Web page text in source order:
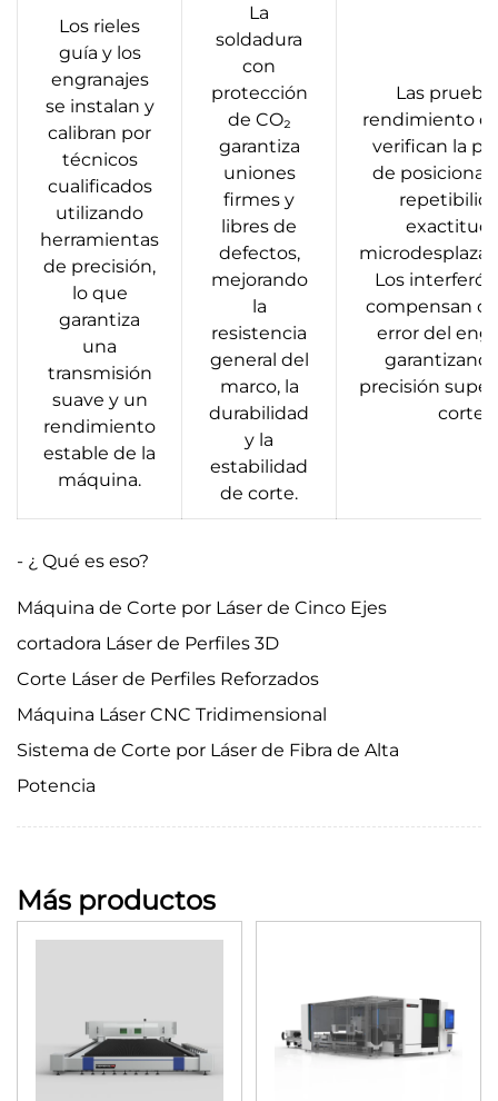
Los rieles
guía y los
engranajes
se instalan y
calibran por
técnicos
cualificados
utilizando
herramientas
de precisión,
lo que
garantiza
una
transmisión
suave y un
rendimiento
estable de la
máquina.
La
soldadura
con
protección
de CO₂
garantiza
uniones
firmes y
libres de
defectos,
mejorando
la
resistencia
general del
marco, la
durabilidad
y la
estabilidad
de corte.
Las
rendimiento
verifican la
de
exactitud
Los
compensan
error del
precisión
corte.
- ¿ Qué es eso?
Máquina de Corte por Láser de Cinco Ejes
cortadora Láser de Perfiles 3D
Corte Láser de Perfiles Reforzados
Máquina Láser CNC Tridimensional
Sistema de Corte por Láser de Fibra de Alta
Potencia
Más productos